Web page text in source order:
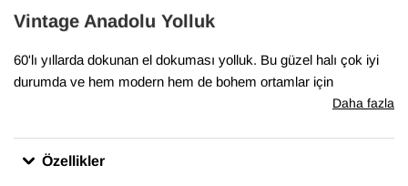
Vintage Anadolu Yolluk
60'lı yıllarda dokunan el dokuması yolluk. Bu güzel halı çok iyi
durumda ve hem modern hem de bohem ortamlar için
Daha fazla
Özellikler